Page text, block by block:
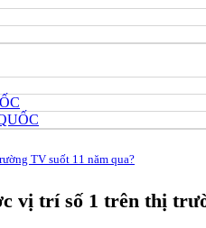
TV suốt 11 năm qua?
vị trí số 1 trên thị